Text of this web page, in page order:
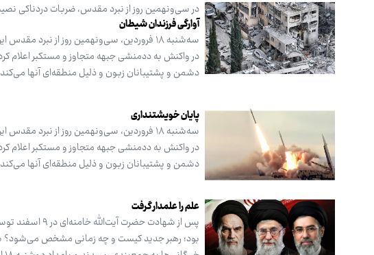
در سی‌ونهمین روز از نبرد مقدس، ضربات دردناکی
آوارگی فرزندان شیطان
سه‌شنبه ۱۸ فروردین، سی‌ونهمین روز از نبرد
در واکنش به ددمنشی جبهه متجاوز و مستکبر اعلام
دشمن و پشتیبانان زبون و ذلیل منطقه‌ای آنها
پایان خویشتنداری
سه‌شنبه ۱۸ فروردین، سی‌ونهمین روز از نبرد
در واکنش به ددمنشی جبهه متجاوز و مستکبر اعلام
دشمن و پشتیبانان زبون و ذلیل منطقه‌ای آنها
علم را علمدار گرفت
پس از شهادت
بود؛ رهبر جدید کیست و چه زمانی مشخص می‌شود؟